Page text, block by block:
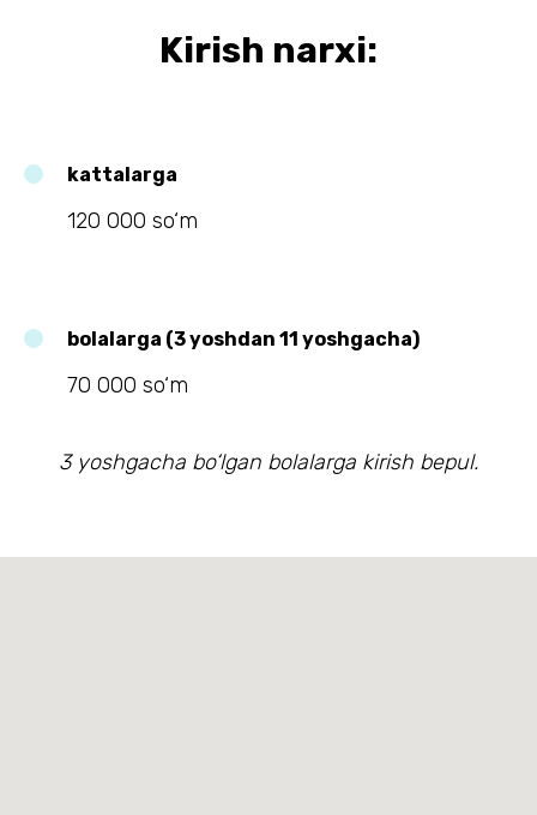
Kirish narxi:
kattalarga
120 000 so‘m
bolalarga (3 yoshdan 11 yoshgacha)
70 000 so‘m
3 yoshgacha bo‘lgan bolalarga kirish bepul.